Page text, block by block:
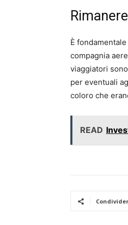
È
compagnia
viaggiatori
per eventuali
coloro che
READ